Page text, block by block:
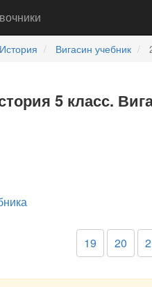
История Вигасин учебник
5 класс.
19 20